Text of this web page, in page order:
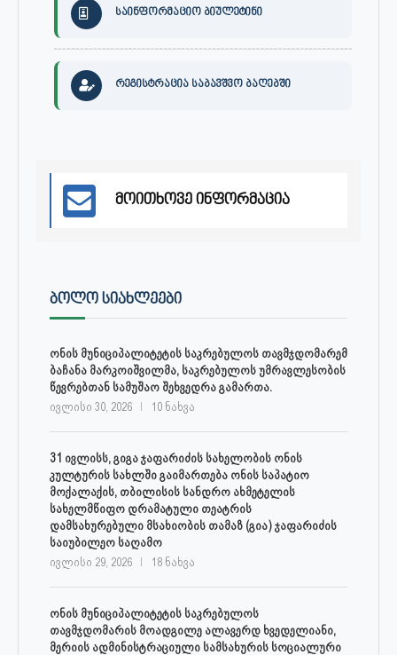
საინფორმაციო ბიულეტინი
რეგისტრაცია საბავშვო ბაღებში
მოითხოვე ინფორმაცია
ᲑᲝᲚᲝ ᲡᲘᲐᲮᲚᲔᲔᲑᲘ
ონის მუნიციპალიტეტის საკრებულოს თავმჯდომარემ
ბაჩანა მარკოიშვილმა, საკრებულოს უმრავლესობის
წევრებთან სამუშაო შეხვედრა გამართა.
ივლისი 30, 2026 10 ნახვა
31 ივლისს, გიგა ჯაფარიძის სახელობის ონის
კულტურის სახლში გაიმართება ონის საპატიო
მოქალაქის, თბილისის სანდრო ახმეტელის
სახელმწიფო დრამატული თეატრის
დამსახურებული მსახიობის თამაზ (გია) ჯაფარიძის
საიუბილეო საღამო
ივლისი 29, 2026 18 ნახვა
ონის მუნიციპალიტეტის საკრებულოს
თავმჯდომარის მოადგილე ალავერდ ხვედელიანი,
მერიის ადმინისტრაციული სამსახურის სოციალური